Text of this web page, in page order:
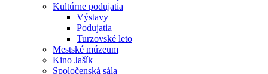
Kultúrne podujatia
Výstavy
Podujatia
Turzovské leto
Mestské múzeum
Kino Jašík
Spoločenská sála